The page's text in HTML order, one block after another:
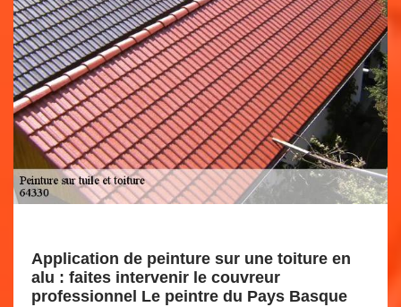
Application de peinture sur une toiture en
alu : faites intervenir le couvreur
professionnel Le peintre du Pays Basque